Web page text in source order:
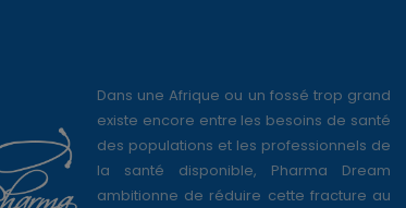
Dans une Afrique ou un fossé trop grand
existe encore entre les besoins de santé
des populations et les professionnels de
la santé disponible, Pharma Dream
ambitionne de réduire cette fracture au